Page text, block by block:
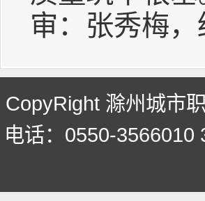
审：张秀梅
CopyRight 滁州城市
电话：0550-